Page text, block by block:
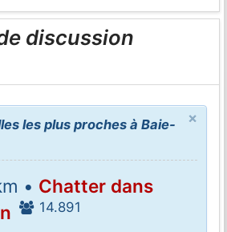
discussion
×
les plus proches à Baie-
• Chatter dans
14.891